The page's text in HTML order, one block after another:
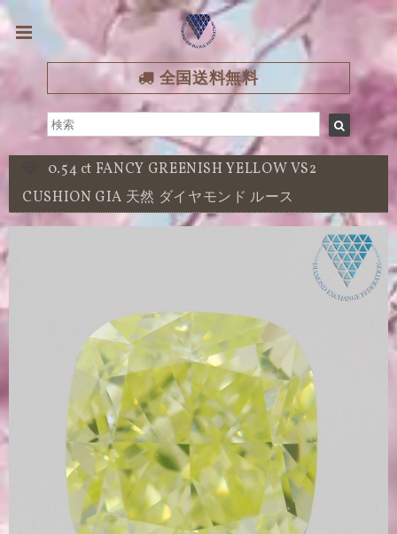
全国送料無料
0.54 ct FANCY GREENISH YELLOW VS2
CUSHION GIA 天然 ダイヤモンド ルース